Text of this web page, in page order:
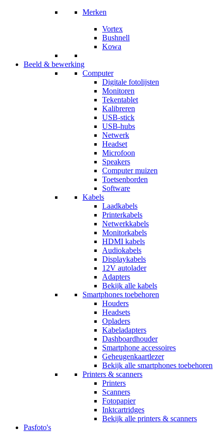
Merken
Vortex
Bushnell
Kowa
Beeld & bewerking
Computer
Digitale fotolijsten
Monitoren
Tekentablet
Kalibreren
USB-stick
USB-hubs
Netwerk
Headset
Microfoon
Speakers
Computer muizen
Toetsenborden
Software
Kabels
Laadkabels
Printerkabels
Netwerkkabels
Monitorkabels
HDMI kabels
Audiokabels
Displaykabels
12V autolader
Adapters
Bekijk alle kabels
Smartphones toebehoren
Houders
Headsets
Opladers
Kabeladapters
Dashboardhouder
Smartphone accessoires
Geheugenkaartlezer
Bekijk alle smartphones toebehoren
Printers & scanners
Printers
Scanners
Fotopapier
Inktcartridges
Bekijk alle printers & scanners
Pasfoto's